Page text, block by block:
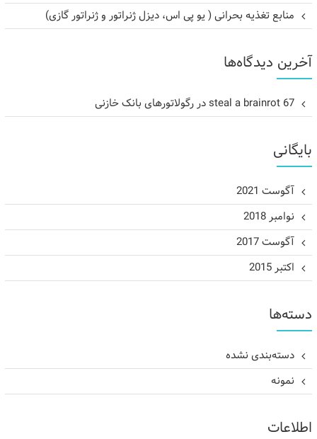
منابع تغذیه بحرانی ( یو پی اس، دیزل ژنراتور و ژنراتور گازی)
آخرین دیدگاه‌ها
steal a brainrot 67 دررگولاتورهای بانک خازنی
بایگانی
آگوست 2021
نوامبر 2018
آگوست 2017
اکتبر 2015
دسته‌ها
دسته‌بندی نشده
نمونه
اطلاعات